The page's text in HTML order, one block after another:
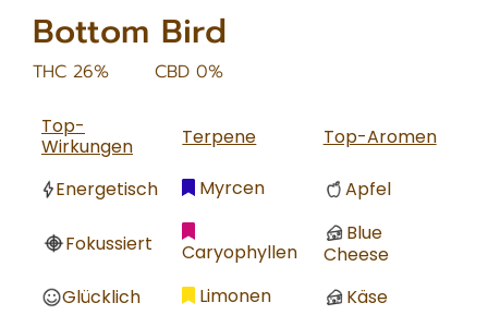
Bottom Bird
THC 26% CBD 0%
Top-
Wirkungen
Terpene Top-Aromen
Energetisch Myrcen Apfel
Fokussiert Caryophyllen
Blue
Cheese
Glücklich
Limonen Käse